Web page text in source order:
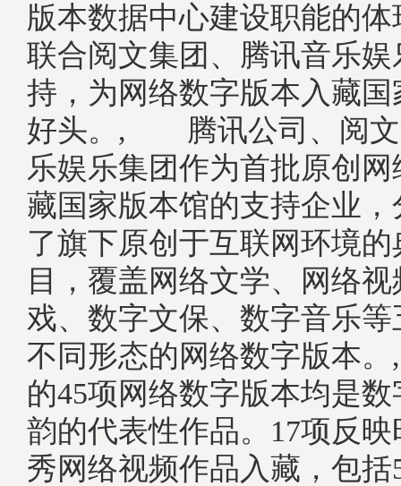
版本数据中心建设职能的
联合阅文集团、腾讯音乐
持，为网络数字版本入藏
好头。, 腾讯公司、阅文
乐娱乐集团作为首批原创
藏国家版本馆的支持企业
了旗下原创于互联网环境
目，覆盖网络文学、网络
戏、数字文保、数字音乐等
不同形态的网络数字版
的45项网络数字版本均是
韵的代表性作品。17项反
秀网络视频作品入藏，包